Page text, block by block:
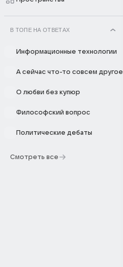
В ТОПЕ НА ОТВЕТАХ
Информационные технологии
А сейчас что-то совсем другое
О любви без купюр
Философский вопрос
Политические дебаты
Смотреть все